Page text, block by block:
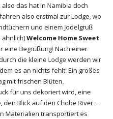
also das hat in Namibia doch
also erstmal zur Lodge, wo
und einem Jodelgruß
Welcome Home Sweet
eine Begrüßung! Nach einer
die kleine Lodge werden wir
es an nichts fehlt: Ein großes
mit frischen Blüten,
für uns dekoriert wird, eine
Blick auf den Chobe River…
Materialien transportiert es